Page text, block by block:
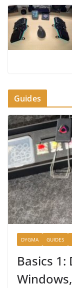
Guides
DYGMA GUIDES
Basics 1: